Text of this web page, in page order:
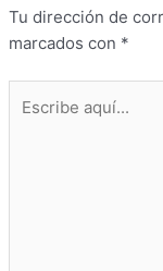
Tu dirección de
marcados con *
aquí...